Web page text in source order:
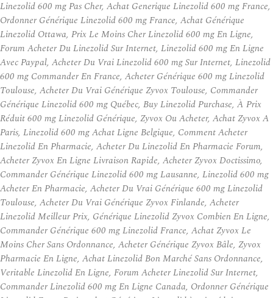
Linezolid 600 mg Pas Cher, Achat Generique Linezolid 600 mg France,
Ordonner Générique Linezolid 600 mg France, Achat Générique
Linezolid Ottawa, Prix Le Moins Cher Linezolid 600 mg En Ligne,
Forum Acheter Du Linezolid Sur Internet, Linezolid 600 mg En Ligne
Avec Paypal, Acheter Du Vrai Linezolid 600 mg Sur Internet, Linezolid
600 mg Commander En France, Acheter Générique 600 mg Linezolid
Toulouse, Acheter Du Vrai Générique Zyvox Toulouse, Commander
Générique Linezolid 600 mg Québec, Buy Linezolid Purchase, À Prix
Réduit 600 mg Linezolid Générique, Zyvox Ou Acheter, Achat Zyvox A
Paris, Linezolid 600 mg Achat Ligne Belgique, Comment Acheter
Linezolid En Pharmacie, Acheter Du Linezolid En Pharmacie Forum,
Acheter Zyvox En Ligne Livraison Rapide, Acheter Zyvox Doctissimo,
Commander Générique Linezolid 600 mg Lausanne, Linezolid 600 mg
Acheter En Pharmacie, Acheter Du Vrai Générique 600 mg Linezolid
Toulouse, Acheter Du Vrai Générique Zyvox Finlande, Acheter
Linezolid Meilleur Prix, Générique Linezolid Zyvox Combien En Ligne,
Commander Générique 600 mg Linezolid France, Achat Zyvox Le
Moins Cher Sans Ordonnance, Acheter Générique Zyvox Bâle, Zyvox
Pharmacie En Ligne, Achat Linezolid Bon Marché Sans Ordonnance,
Veritable Linezolid En Ligne, Forum Acheter Linezolid Sur Internet,
Commander Linezolid 600 mg En Ligne Canada, Ordonner Générique